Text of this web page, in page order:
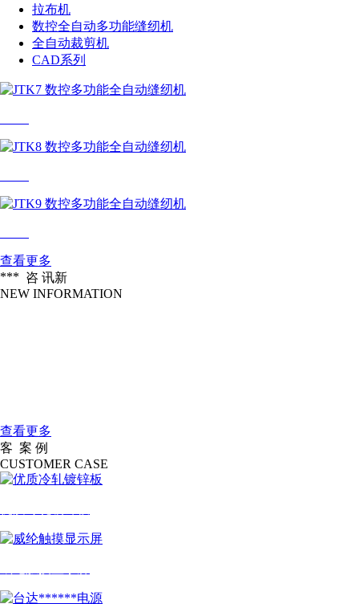
拉布机
数控全自动多功能缝纫机
全自动裁剪机
CAD系列
查看更多
***
新
咨 讯
NEW INFORMATION
查看更多
客 案 例
CUSTOMER CASE